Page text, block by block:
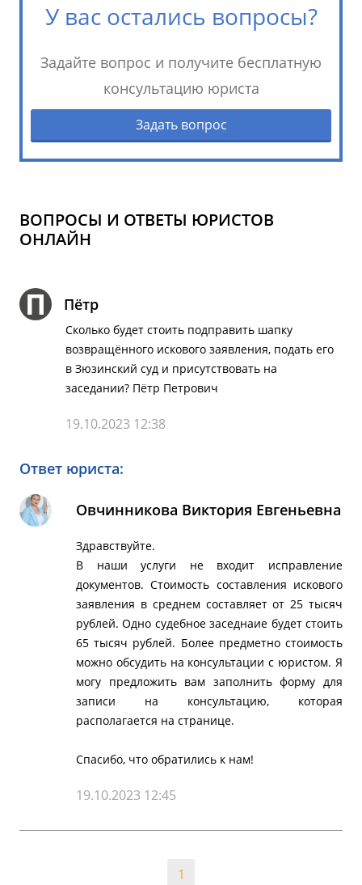
У вас остались вопросы?
Задайте вопрос и получите бесплатную
консультацию юриста
Задать вопрос
ВОПРОСЫ И ОТВЕТЫ ЮРИСТОВ
ОНЛАЙН
П Пётр
Сколько будет стоить подправить шапку
возвращённого искового заявления, подать его
в Зюзинский суд и присутствовать на
заседании? Пётр Петрович
19.10.2023 12:38
Ответ юриста:
Овчинникова Виктория Евгеньевна
Здравствуйте.
В наши услуги не входит исправление
документов. Стоимость составления искового
заявления в среднем составляет от 25 тысяч
рублей. Одно судебное заседнаие будет стоить
65 тысяч рублей. Более предметно стоимость
можно обсудить на консультации с юристом. Я
могу предложить вам заполнить форму для
записи на консультацию, которая
располагается на странице.
Спасибо, что обратились к нам!
19.10.2023 12:45
1